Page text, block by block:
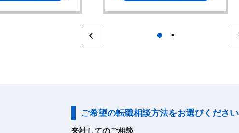
1
ご希望の転職相談方法をお選びください
来社してのご相談